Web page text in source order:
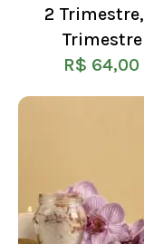
2 Trimestre,
Trimestre
R$ 64,00